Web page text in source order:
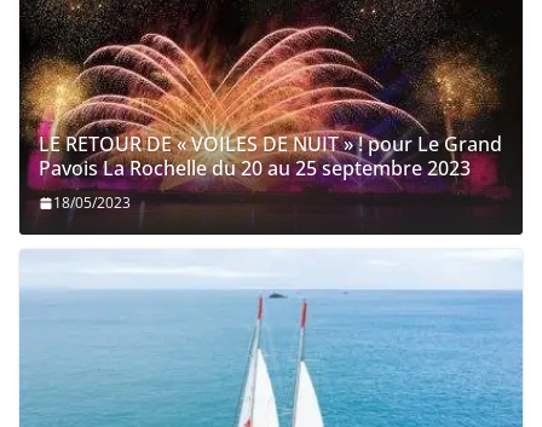
LE RETOUR DE « VOILES DE NUIT » ! pour Le Grand
Pavois La Rochelle du 20 au 25 septembre 2023
18/05/2023